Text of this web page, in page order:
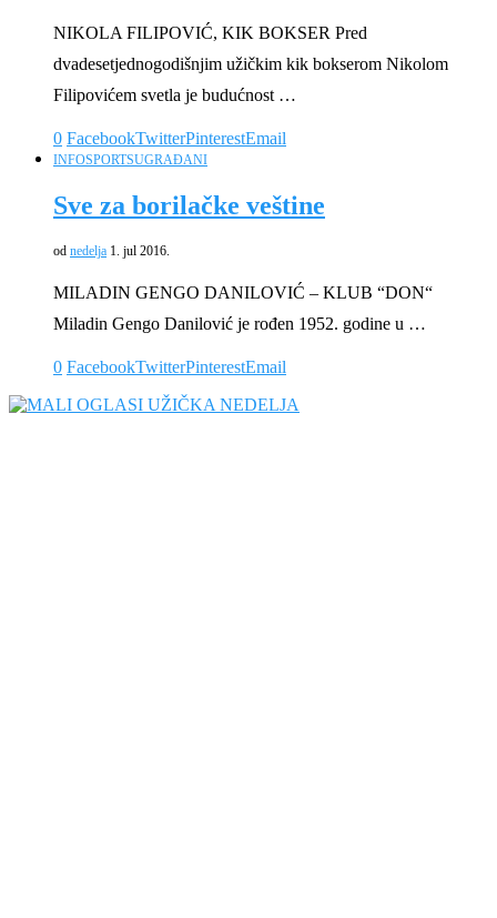
NIKOLA FILIPOVIĆ, KIK BOKSER Pred
dvadesetjednogodišnjim užičkim kik bokserom Nikolom
Filipovićem svetla je budućnost …
0 FacebookTwitterPinterestEmail
INFOSPORTSUGRAĐANI
Sve za borilačke veštine
od nedelja 1. jul 2016.
MILADIN GENGO DANILOVIĆ – KLUB “DON“
Miladin Gengo Danilović je rođen 1952. godine u …
0 FacebookTwitterPinterestEmail